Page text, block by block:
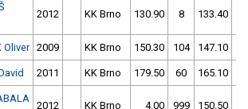
2012 KK Brno 130.90 8 133.40
Oliver 2009 KK Brno 150.30 104 147.10
2011 KK Brno 179.50 60 165.10
2012 KK Brno 4.00 999 150.50